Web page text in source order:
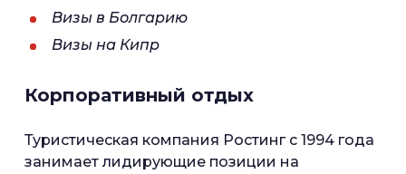
Визы в Болгарию
Визы на Кипр
Корпоративный отдых
Туристическая компания Ростинг с 1994 года
занимает лидирующие позиции на